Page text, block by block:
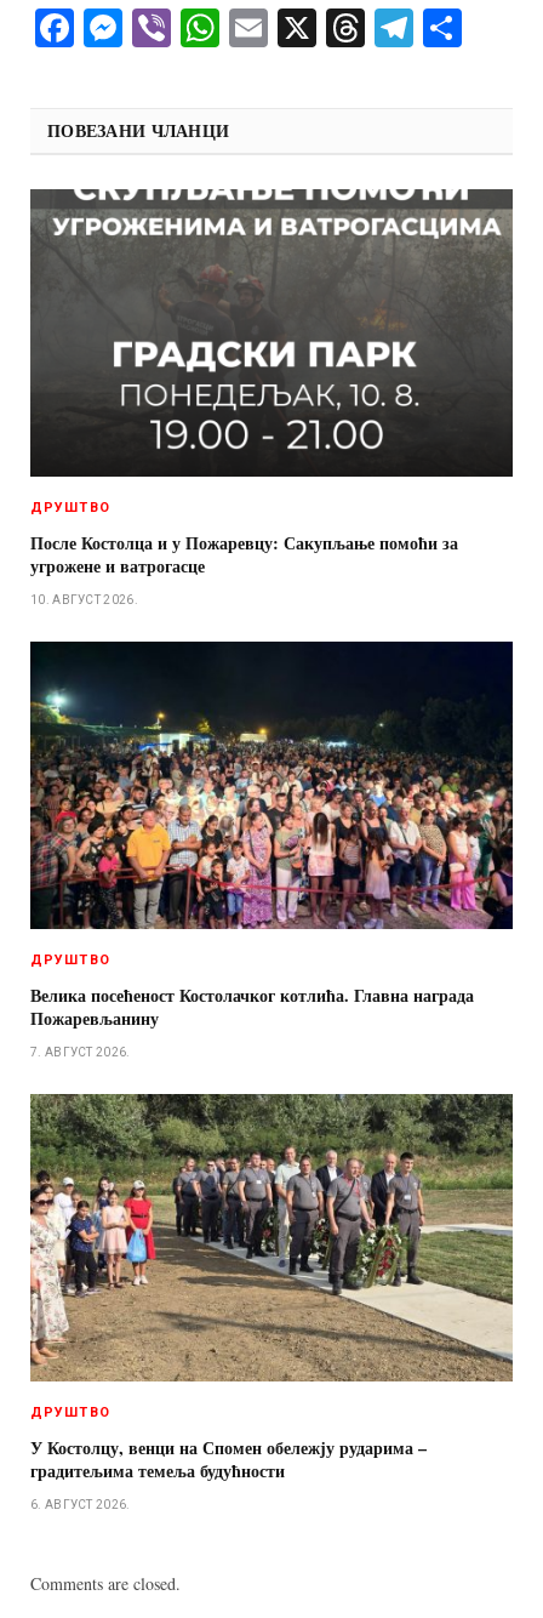
Facebook
Messenger
ViberWhatsApp
Email
X Threads
ПОВЕЗАНИ ЧЛАНЦИ
ДРУШТВО
После Костолца и у Пожаревцу: Сакупљање помоћи за
угрожене и ватрогасце
10. АВГУСТ 2026.
ДРУШТВО
Велика посећеност Костолачког котлића. Главна награда
Пожаревљанину
7. АВГУСТ 2026.
ДРУШТВО
У Костолцу, венци на Спомен обележју рударима –
градитељима темеља будућности
6. АВГУСТ 2026.
Comments are closed.